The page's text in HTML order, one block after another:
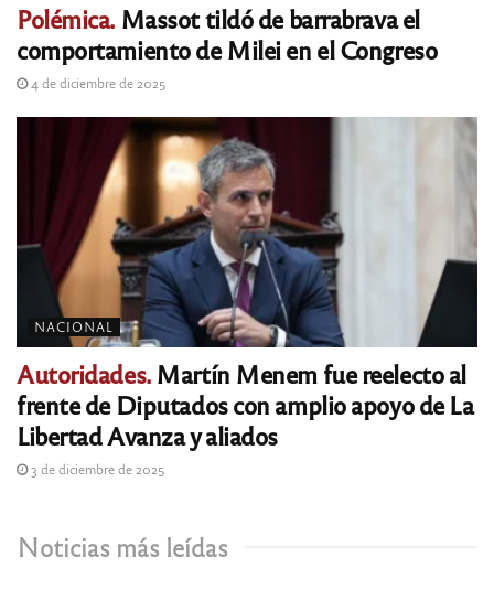
Polémica. Massot tildó de barrabrava el
comportamiento de Milei en el Congreso
4 de diciembre de 2025
NACIONAL
Autoridades.Martín Menem fue reelecto al
frente de Diputados con amplio apoyo de La
Libertad Avanza y aliados
3 de diciembre de 2025
Noticias más leídas